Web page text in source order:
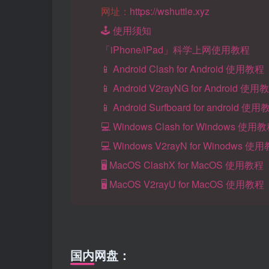
网址： https://wshuttle.xyz
🕹️ 使用须知
「iPhone/iPad」科学上网使用教程
📱 Android Clash for Android 使用教程
📱 Android V2rayNG for Android 使用
📱 Android Surfboard for android 使用
💻 Windows Clash for Windows 使用教
💻 Windows V2rayN for Winodws 使用
🖥️ MacOS ClashX for MacOS 使用教程
🖥️ MacOS V2rayU for MacOS 使用教程
国内网盘：